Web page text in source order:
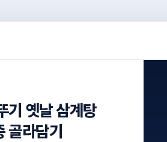
기 옛날 삼계탕
라담기